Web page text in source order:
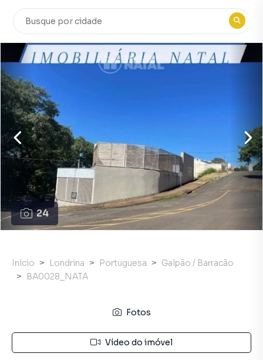
24
Início Londrina Portuguesa
Galpão / Barracão
BA0028_NATA
Fotos
Vídeo do imóvel